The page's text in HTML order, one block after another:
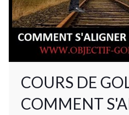
COURS DE
COMMENT